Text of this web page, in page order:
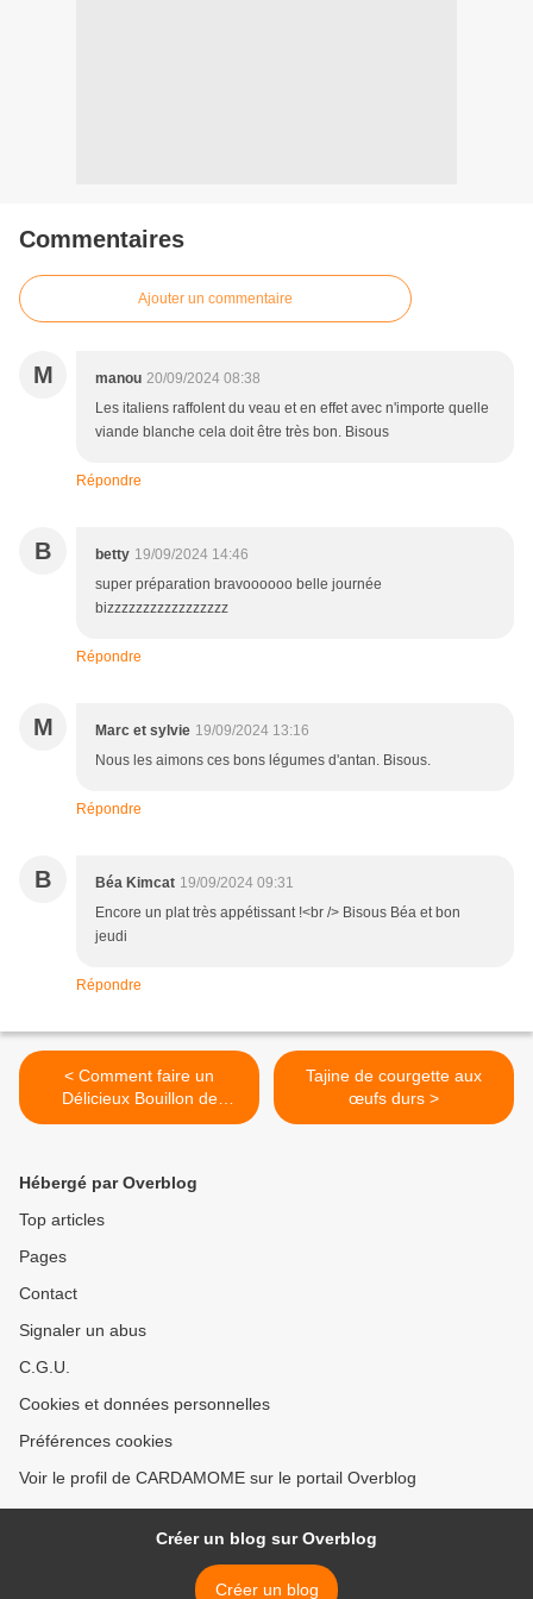
Commentaires
Ajouter un commentaire
M manou 20/09/2024 08:38
Les italiens raffolent du veau et en effet avec n'importe quelle
viande blanche cela doit être très bon. Bisous
Répondre
B betty 19/09/2024 14:46
super préparation bravoooooo belle journée
bizzzzzzzzzzzzzzzzz
Répondre
M Marc et sylvie 19/09/2024 13:16
Nous les aimons ces bons légumes d'antan. Bisous.
Répondre
B Béa Kimcat 19/09/2024 09:31
Encore un plat très appétissant !<br /> Bisous Béa et bon
jeudi
Répondre
< Comment faire un
Délicieux Bouillon de
Carottes et céleri gratuit
Tajine de courgette aux
œufs durs >
Hébergé par Overblog
Top articles
Pages
Contact
Signaler un abus
C.G.U.
Cookies et données personnelles
Préférences cookies
Voir le profil de CARDAMOME sur le portail Overblog
Créer un blog sur Overblog
Créer un blog